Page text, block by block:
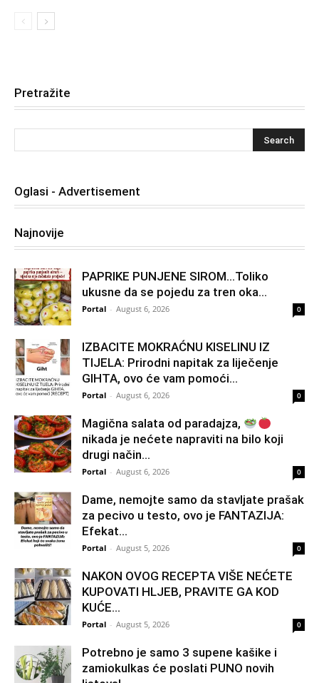
Pretražite
Oglasi - Advertisement
Najnovije
PAPRIKE PUNJENE SIROM…Toliko
ukusne da se pojedu za tren oka…
Portal - August 6, 2026 0
IZBACITE MOKRAĆNU KISELINU IZ
TIJELA: Prirodni napitak za liječenje
GIHTA, ovo će vam pomoći...
Portal - August 6, 2026 0
Magična salata od paradajza,
nikada je nećete napraviti na bilo koji
drugi način…
Portal - August 6, 2026 0
Dame, nemojte samo da stavljate prašak
za pecivo u testo, ovo je FANTAZIJA:
Efekat...
Portal - August 5, 2026 0
NAKON OVOG RECEPTA VIŠE NEĆETE
KUPOVATI HLJEB, PRAVITE GA KOD
KUĆE…
Portal - August 5, 2026 0
Potrebno je samo 3 supene kašike i
zamiokulkas će poslati PUNO novih